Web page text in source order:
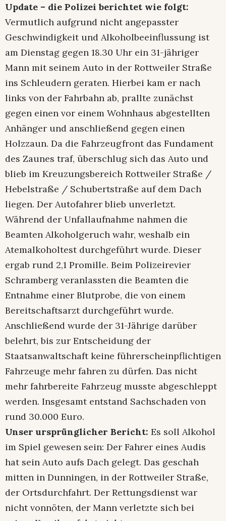
Update – die Polizei berichtet wie folgt:
Vermutlich aufgrund nicht angepasster
Geschwindigkeit und Alkoholbeeinflussung ist
am Dienstag gegen 18.30 Uhr ein 31-jähriger
Mann mit seinem Auto in der Rottweiler Straße
ins Schleudern geraten. Hierbei kam er nach
links von der Fahrbahn ab, prallte zunächst
gegen einen vor einem Wohnhaus abgestellten
Anhänger und anschließend gegen einen
Holzzaun. Da die Fahrzeugfront das Fundament
des Zaunes traf, überschlug sich das Auto und
blieb im Kreuzungsbereich Rottweiler Straße /
Hebelstraße / Schubertstraße auf dem Dach
liegen. Der Autofahrer blieb unverletzt.
Während der Unfallaufnahme nahmen die
Beamten Alkoholgeruch wahr, weshalb ein
Atemalkoholtest durchgeführt wurde. Dieser
ergab rund 2,1 Promille. Beim Polizeirevier
Schramberg veranlassten die Beamten die
Entnahme einer Blutprobe, die von einem
Bereitschaftsarzt durchgeführt wurde.
Anschließend wurde der 31-Jährige darüber
belehrt, bis zur Entscheidung der
Staatsanwaltschaft keine führerscheinpflichtigen
Fahrzeuge mehr fahren zu dürfen. Das nicht
mehr fahrbereite Fahrzeug musste abgeschleppt
werden. Insgesamt entstand Sachschaden von
rund 30.000 Euro.
Unser ursprünglicher Bericht: Es soll Alkohol
im Spiel gewesen sein: Der Fahrer eines Audis
hat sein Auto aufs Dach gelegt. Das geschah
mitten in Dunningen, in der Rottweiler Straße,
der Ortsdurchfahrt. Der Rettungsdienst war
nicht vonnöten, der Mann verletzte sich bei